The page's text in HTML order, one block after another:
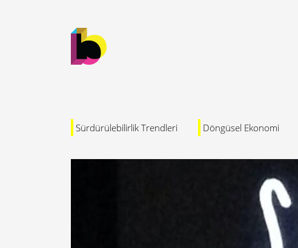
Sürdürülebilirlik Trendleri Döngüsel Ekonomi